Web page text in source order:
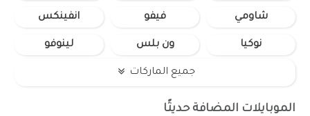
شاومي فيفو انفينكس
نوكيا ون بلس لينوفو
جميع الماركات
الموبايلات المضافة حديثًا